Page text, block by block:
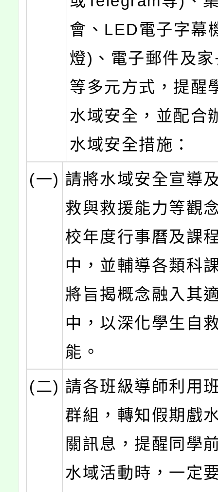
會、LED電子字幕
燈)、電子郵件及
等多元方式，提醒
水域安全，並配合
水域安全措施：
(一) 請將水域安全宣導
救與救援能力等觀
校年度行事曆及課
中，並輔導各類科
將旨揭概念融入其
中，以深化學生自
能。
(二) 請各班級導師利用
群組，轉知假期戲
關訊息，提醒同學
水域活動時，一定